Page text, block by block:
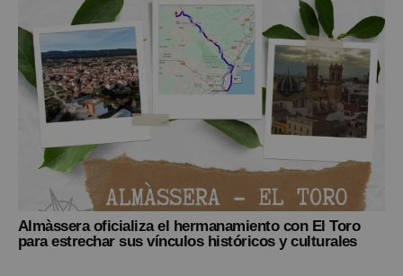
Almàssera oficializa el hermanamiento con El Toro
para estrechar sus vínculos históricos y culturales